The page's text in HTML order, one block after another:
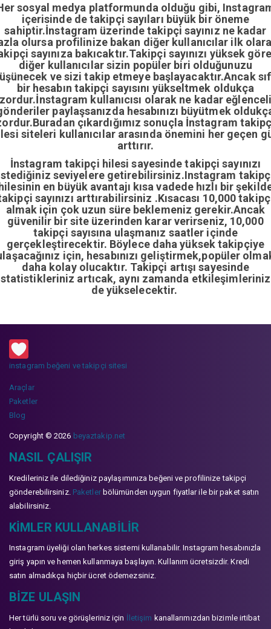
sosyal medya platformunda olduğu gibi,
içerisinde de takipçi sayıları büyük bir öneme
sahiptir.İnstagram üzerinde takipçi sayınız ne kadar
olursa profilinize bakan diğer kullanıcılar ilk
sayınıza bakıcaktır.Takipçi sayınızı yüksek
diğer kullanıcılar sizin popüler biri olduğunuzu
ve sizi takip etmeye başlayacaktır.Ancak
bir hesabın takipçi sayısını yükseltmek oldukça
kullanıcısı olarak ne kadar
paylaşsanızda hesabınızı büyütmek
çıkardığımız sonuçla İnstagram
siteleri kullanıcılar arasında önemini her geçen
arttırır.
İnstagram takipçi hilesi sayesinde takipçi sayınızı
seviyelere getirebilirsiniz.Instagram
en büyük avantajı kısa vadede hızlı bir
sayınızı arttırabilirsiniz .Kısacası 10,000
almak için çok uzun süre beklemeniz gerekir.Ancak
güvenilir bir site üzerinden karar verirseniz, 10,000
takipçi sayısına ulaşmanız saatler içinde
gerçekleştirecektir. Böylece daha yüksek takipçiye
için, hesabınızı geliştirmek,popüler
daha kolay olucaktır. Takipçi artışı sayesinde
artıcak, aynı zamanda
de yükselecektir.
instagram beğeni ve takipçi sitesi
Araçlar
Paketler
Blog
Copyright © 2026 beyaztakip.net
NASIL ÇALIŞIR
Kredileriniz ile dilediğiniz paylaşımınıza beğeni ve profilinize takipçi
gönderebilirsiniz. Paketlerbölümünden uygun fiyatlar ile bir paket satın
alabilirsiniz.
KIMLER KULLANABILIR
Instagram üyeliği olan herkes sistemi kullanabilir. Instagram hesabınızla
giriş yapın ve hemen kullanmaya başlayın. Kullanım ücretsizdir. Kredi
satın almadıkça hiçbir ücret ödemezsiniz.
BIZE ULAŞIN
Her türlü soru ve görüşleriniz için İletişim kanallarımızdan bizimle irtibat